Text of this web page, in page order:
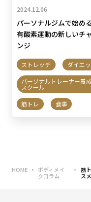
2024.12.06
パーソナルジムで始め
有酸素運動の新しいチ
ンジ
ストレッチ
ダイエ
パーソナルトレーナー養
スクール
筋トレ
食事
HOME
ボディメイ
クコラム
筋
ス